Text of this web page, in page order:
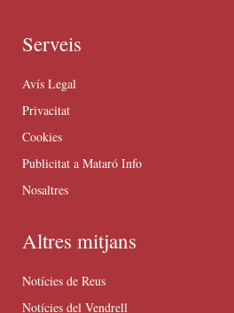
Serveis
Avís Legal
Privacitat
Cookies
Publicitat a Mataró Info
Nosaltres
Altres mitjans
Notícies de Reus
Notícies del Vendrell